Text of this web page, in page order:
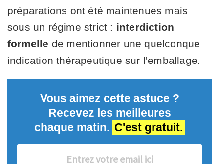
préparations ont été maintenues mais
sous un régime strict : interdiction
formelle de mentionner une quelconque
indication thérapeutique sur l'emballage.
Vous aimez cette astuce ?
Recevez les meilleures
chaque matin. C'est gratuit.